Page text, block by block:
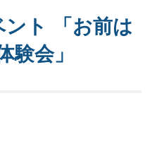
ト 「お前は
会」